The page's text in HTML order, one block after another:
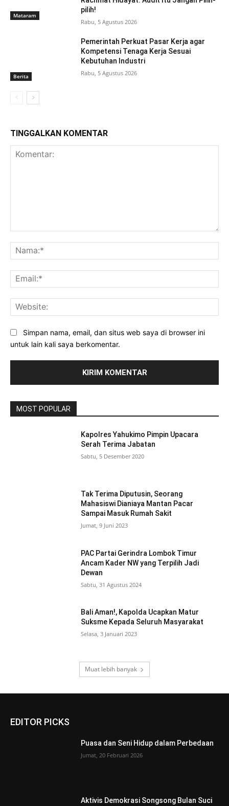
Mataram
pilih!
Rabu, 5 Agustus 2026
Berita
Pemerintah Perkuat Pasar Kerja agar
Kompetensi Tenaga Kerja Sesuai
Kebutuhan Industri
Rabu, 5 Agustus 2026
TINGGALKAN KOMENTAR
Simpan nama, email, dan situs web saya di browser ini
untuk lain kali saya berkomentar.
MOST POPULAR
Kapolres Yahukimo Pimpin Upacara
Serah Terima Jabatan
Sabtu, 5 Desember 2020
Tak Terima Diputusin, Seorang
Mahasiswi Dianiaya Mantan Pacar
Sampai Masuk Rumah Sakit
Jumat, 9 Juni 2023
PAC Partai Gerindra Lombok Timur
Ancam Kader NW yang Terpilih Jadi
Dewan
Sabtu, 31 Agustus 2024
Bali Aman!, Kapolda Ucapkan Matur
Suksme Kepada Seluruh Masyarakat
Selasa, 3 Januari 2023
Muat lebih banyak
EDITOR PICKS
Puasa dan Seni Hidup dalam Perbedaan
Jumat, 20 Februari 2026
Aktivis Demokrasi Songsong Bulan Suci